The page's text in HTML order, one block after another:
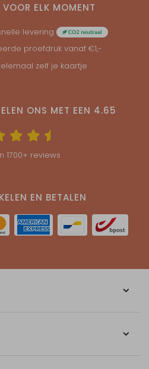
ELK MOMENT
levering
proefdruk vanaf €1,-
zelf je kaartje
ONS MET EEN 4.65
1700+ reviews
EN BETALEN